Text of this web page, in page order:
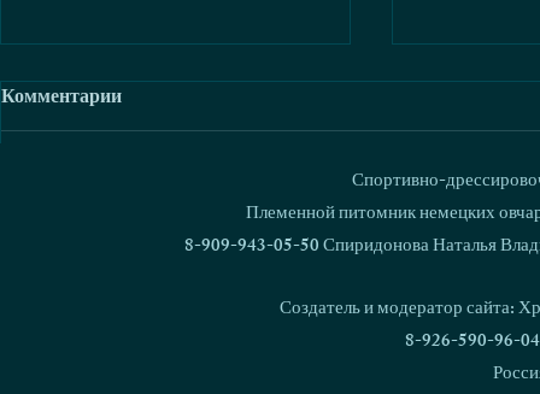
Spirit Djetta снова первые!
Комментарии
Спортивно-
Племенной питомник немецких
8-909-943-05-50 Спиридонова Наталья
Создатель и модератор сайта:
8-926-590-96-